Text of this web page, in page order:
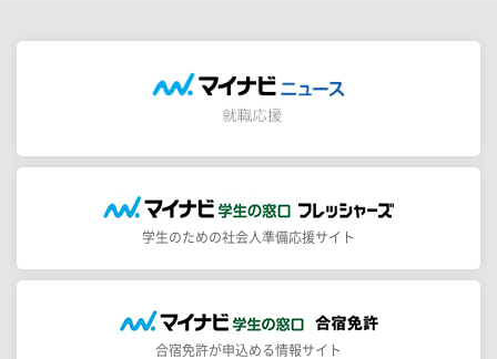
学生のための社会人準備応援サイト
合宿免許が申込める情報サイト